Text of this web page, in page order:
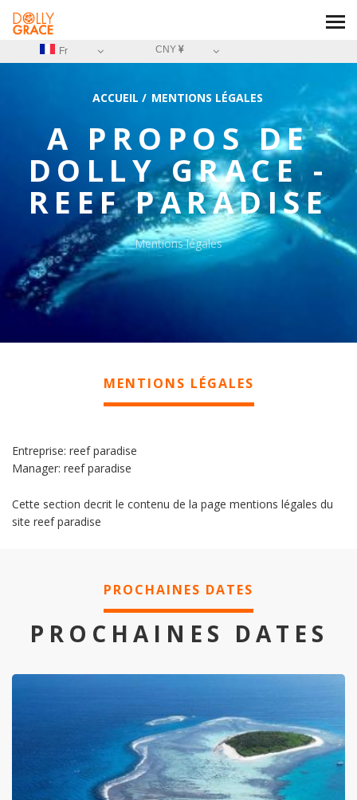
Fr CNY
ACCUEIL / MENTIONS LÉGALES
A PROPOS DE
DOLLY GRACE -
REEF PARADISE
Mentions légales
MENTIONS LÉGALES
Entreprise: reef paradise
Manager: reef paradise
Cette section decrit le contenu de la page mentions légales du
site reef paradise
PROCHAINES DATES
PROCHAINES DATES